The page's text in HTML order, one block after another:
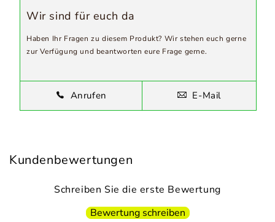
Wir sind für euch da
Haben Ihr Fragen zu diesem Produkt? Wir stehen euch gerne
zur Verfügung und beantworten eure Frage gerne.
Anrufen E-Mail
Kundenbewertungen
Schreiben Sie die erste Bewertung
Bewertung schreiben